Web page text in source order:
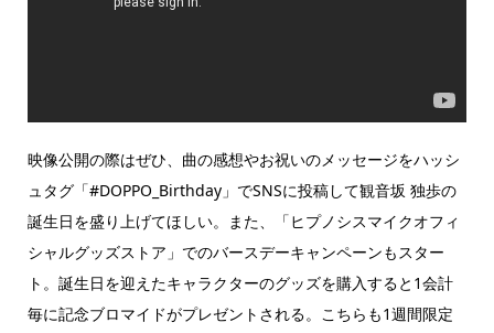
映像公開の際はぜひ、曲の感想やお祝いのメッセージをハッシ
ュタグ「#DOPPO_Birthday」でSNSに投稿して観音坂 独歩の
誕生日を盛り上げてほしい。また、「ヒプノシスマイクオフィ
シャルグッズストア」でのバースデーキャンペーンもスター
ト。誕生日を迎えたキャラクターのグッズを購入すると1会計
毎に記念ブロマイドがプレゼントされる。こちらも1週間限定